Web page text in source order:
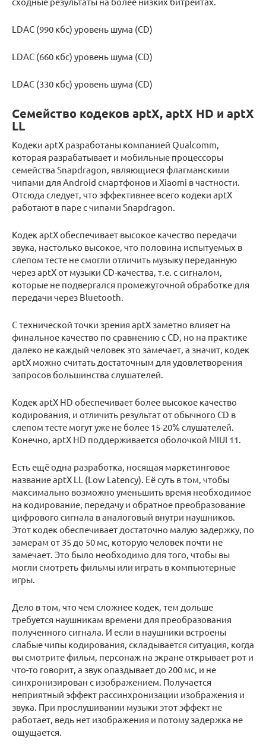
LDAC (990 кбс) уровень шума (CD)
LDAC (660 кбс) уровень шума (CD)
LDAC (330 кбс) уровень шума (CD)
Семейство кодеков aptX, aptX HD и aptX
LL
Кодеки aptX разработаны компанией Qualcomm,
которая разрабатывает и мобильные процессоры
семейства Snapdragon, являющиеся флагманскими
чипами для Android смартфонов и Xiaomi в частности.
Отсюда следует, что эффективнее всего кодеки aptX
работают в паре с чипами Snapdragon.
Кодек aptX обеспечивает высокое качество передачи
звука, настолько высокое, что половина испытуемых в
слепом тесте не смогли отличить музыку переданную
через aptX от музыки CD-качества, т.е. с сигналом,
которые не подвергался промежуточной обработке для
передачи через Bluetooth.
С технической точки зрения aptX заметно влияет на
финальное качество по сравнению с CD, но на практике
далеко не каждый человек это замечает, а значит, кодек
aptX можно считать достаточным для удовлетворения
запросов большинства слушателей.
Кодек aptX HD обеспечивает более высокое качество
кодирования, и отличить результат от обычного CD в
слепом тесте могут уже не более 15-20% слушателей.
Конечно, aptX HD поддерживается оболочкой MIUI 11.
Есть ещё одна разработка, носящая маркетинговое
название aptX LL (Low Latency). Её суть в том, чтобы
максимально возможно уменьшить время необходимое
на кодирование, передачу и обратное преобразование
цифрового сигнала в аналоговый внутри наушников.
Этот кодек обеспечивает достаточно малую задержку, по
замерам от 35 до 50 мс, которую человек почти не
замечает. Это было необходимо для того, чтобы вы
могли смотреть фильмы или играть в компьютерные
игры.
Дело в том, что чем сложнее кодек, тем дольше
требуется наушникам времени для преобразования
полученного сигнала. И если в наушники встроены
слабые чипы кодирования, складывается ситуация, когда
вы смотрите фильм, персонаж на экране открывает рот и
что-то говорит, а звук опаздывает до 200 мс, и не
синхронизирован с изображением. Получается
неприятный эффект рассинхронизации изображения и
звука. При прослушивании музыки этот эффект не
работает, ведь нет изображения и потому задержка не
ощущается.